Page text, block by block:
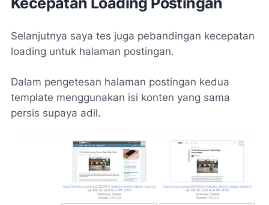
Selanjutnya saya tes juga pebandingan kecepatan
loading untuk halaman postingan.
Dalam pengetesan halaman postingan kedua
template menggunakan isi konten yang sama
persis supaya adil.